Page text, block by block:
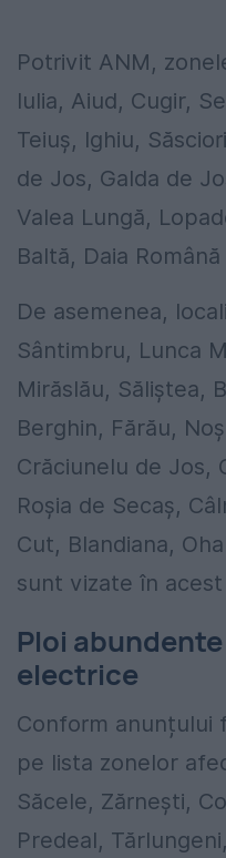
Potrivit ANM,
Iulia, Aiud, Cugir,
Teiuș, Ighiu,
de Jos, Galda de
Valea Lungă,
Baltă, Daia
De asemenea,
Sântimbru, Lunca
Mirăslău, Săliștea,
Berghin, Fărău,
Crăciunelu de Jos,
Roșia de Secaș,
Cut, Blandiana,
sunt vizate în acest
Ploi
electrice
Conform anunțului
pe lista zonelor
Săcele, Zărnești,
Predeal,